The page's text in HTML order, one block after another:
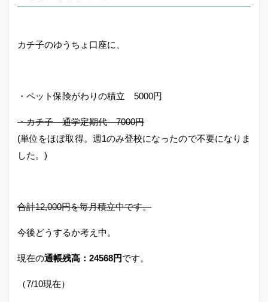
カチ子のゆうちょ口座に、
・ペット保険がわりの積立 5000円
・カチ子 通学定期代 7000円
(単位をほぼ取得。週1のみ登校になったので不要になりま
した。)
合計12,000円を毎月積立中です。
今後どうするか考え中。
現在の通帳残高：24568円です。
（7/10現在）